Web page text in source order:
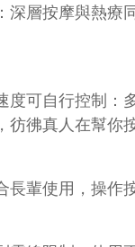
深層按摩與熱療
度可自行控制：
彷彿真人在幫你
長輩使用，操作